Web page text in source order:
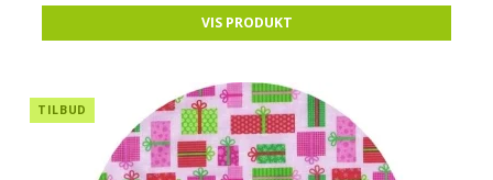
VIS PRODUKT
TILBUD